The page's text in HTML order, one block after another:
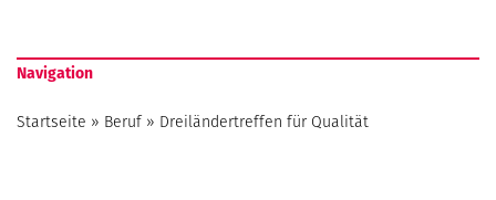
Navigation
Startseite » Beruf» Dreiländertreffen für Qualität